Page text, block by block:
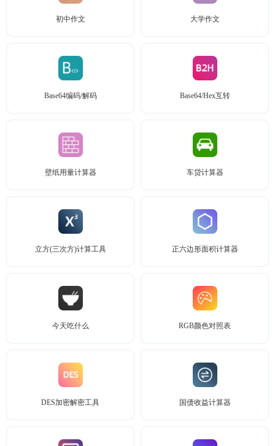
初中作文 大学作文
Base64编码/解码 Base64/Hex互转
壁纸用量计算器 车贷计算器
立方(三次方)计算工具 正六边形面积计算器
今天吃什么 RGB颜色对照表
DES加密解密工具 国债收益计算器